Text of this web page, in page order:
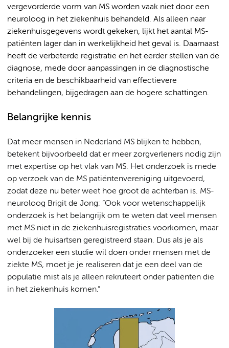
vergevorderde vorm van MS worden vaak niet door een
neuroloog in het ziekenhuis behandeld. Als alleen naar
ziekenhuisgegevens wordt gekeken, lijkt het aantal MS-
patiënten lager dan in werkelijkheid het geval is. Daarnaast
heeft de verbeterde registratie en het eerder stellen van de
diagnose, mede door aanpassingen in de diagnostische
criteria en de beschikbaarheid van effectievere
behandelingen, bijgedragen aan de hogere schattingen.
Belangrijke kennis
Dat meer mensen in Nederland MS blijken te hebben,
betekent bijvoorbeeld dat er meer zorgverleners nodig zijn
met expertise op het vlak van MS. Het onderzoek is mede
op verzoek van de MS patiëntenvereniging uitgevoerd,
zodat deze nu beter weet hoe groot de achterban is. MS-
neuroloog Brigit de Jong: ”Ook voor wetenschappelijk
onderzoek is het belangrijk om te weten dat veel mensen
met MS niet in de ziekenhuisregistraties voorkomen, maar
wel bij de huisartsen geregistreerd staan. Dus als je als
onderzoeker een studie wil doen onder mensen met de
ziekte MS, moet je je realiseren dat je een deel van de
populatie mist als je alleen rekruteert onder patiënten die
in het ziekenhuis komen.”